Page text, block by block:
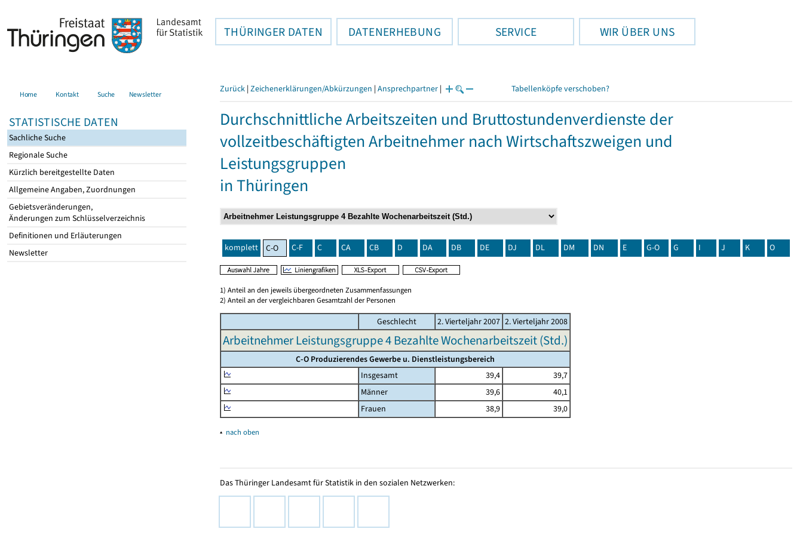
THÜRINGER DATEN DATENERHEBUNG SERVICE WIR ÜBER UNS
Home Kontakt Suche Newsletter
STATISTISCHE DATEN
Sachliche Suche
Regionale Suche
Kürzlich bereitgestellte Daten
Allgemeine Angaben, Zuordnungen
Gebietsveränderungen,
Änderungen zum Schlüsselverzeichnis
Definitionen und Erläuterungen
Newsletter
Zurück | Zeichenerklärungen/Abkürzungen | Ansprechpartner | Tabellenköpfe verschoben?
Durchschnittliche Arbeitszeiten und Bruttostundenverdienste der
vollzeitbeschäftigten Arbeitnehmer nach Wirtschaftszweigen und
Leistungsgruppen
in Thüringen
komplett C-O C-F C CA CB D DA DB DE DJ DL DM DN E G-O G I J K O
1) Anteil an den jeweils übergeordneten Zusammenfassungen
2) Anteil an der vergleichbaren Gesamtzahl der Personen
Geschlecht 2. Vierteljahr 2007 2. Vierteljahr 2008
Arbeitnehmer Leistungsgruppe 4 Bezahlte Wochenarbeitszeit (Std.)
C-O Produzierendes Gewerbe u. Dienstleistungsbereich
Insgesamt
39,4
39,7
Männer
39,6
40,1
Frauen
38,9 39,0
▴ nach oben
Das Thüringer Landesamt für Statistik in den sozialen Netzwerken: